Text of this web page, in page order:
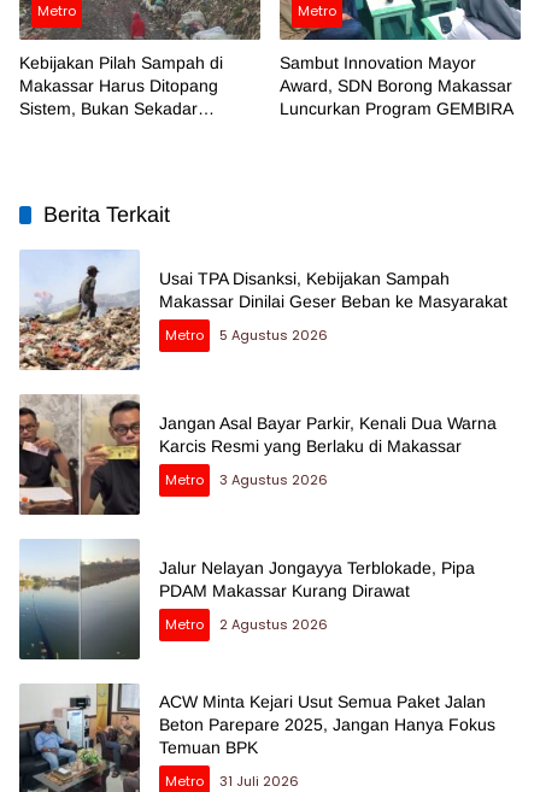
Metro
Kebijakan Pilah Sampah di
Makassar Harus Ditopang
Sistem, Bukan Sekadar
Metro
Sambut Innovation Mayor
Award, SDN Borong Makassar
Luncurkan Program GEMBIRA
Berita Terkait
Usai TPA Disanksi, Kebijakan Sampah
Makassar Dinilai Geser Beban ke Masyarakat
Metro
5 Agustus 2026
Jangan Asal Bayar Parkir, Kenali Dua Warna
Karcis Resmi yang Berlaku di Makassar
Metro
3 Agustus 2026
Jalur Nelayan Jongayya Terblokade, Pipa
PDAM Makassar Kurang Dirawat
Metro
2 Agustus 2026
ACW Minta Kejari Usut Semua Paket Jalan
Beton Parepare 2025, Jangan Hanya Fokus
Temuan BPK
Metro
31 Juli 2026